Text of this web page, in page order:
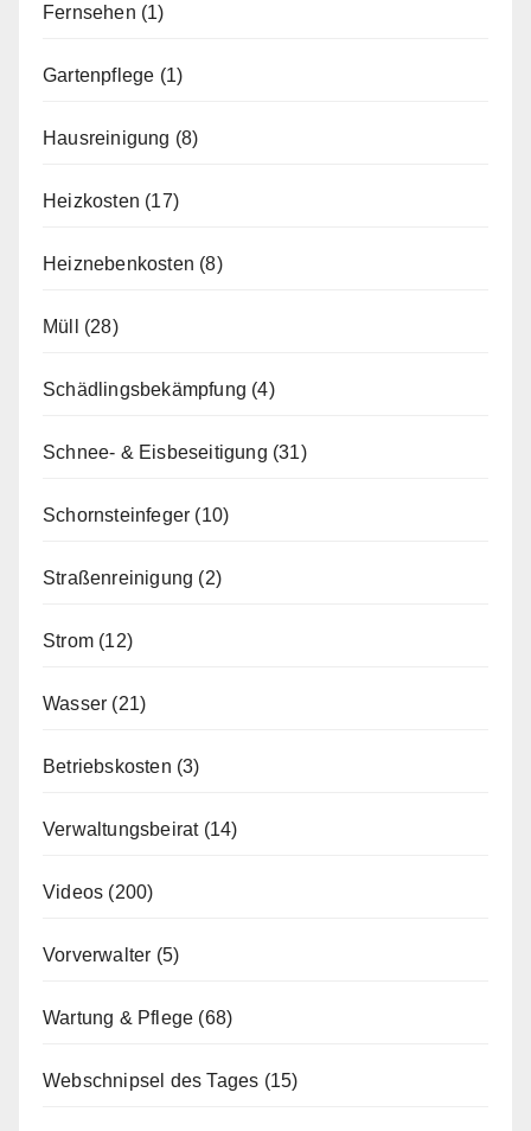
Fernsehen (1)
Gartenpflege (1)
Hausreinigung (8)
Heizkosten (17)
Heiznebenkosten (8)
Müll (28)
Schädlingsbekämpfung (4)
Schnee- & Eisbeseitigung (31)
Schornsteinfeger (10)
Straßenreinigung (2)
Strom (12)
Wasser (21)
Betriebskosten (3)
Verwaltungsbeirat(14)
Videos (200)
Vorverwalter (5)
Wartung & Pflege (68)
Webschnipsel des Tages (15)